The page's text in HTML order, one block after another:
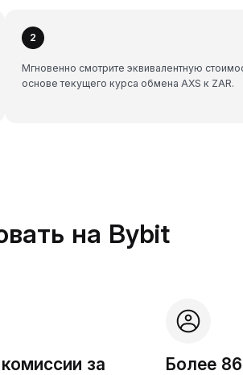
2
Мгновенно смотрите эквивалентную
основе текущего курса обмена AXS к ZAR.
на Bybit
за
Более